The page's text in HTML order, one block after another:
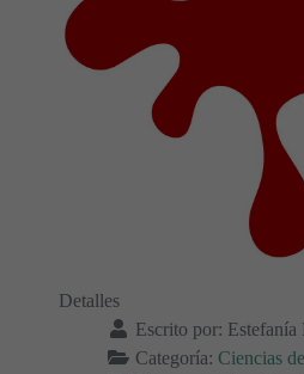
Detalles
Escrito por: Estefanía
Categoría: Ciencias